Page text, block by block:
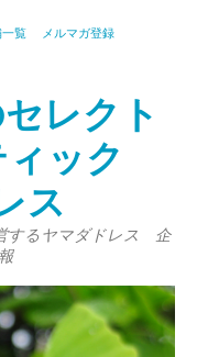
一覧 メルマガ登録
レクト
ィック
ス
するヤマダドレス 企